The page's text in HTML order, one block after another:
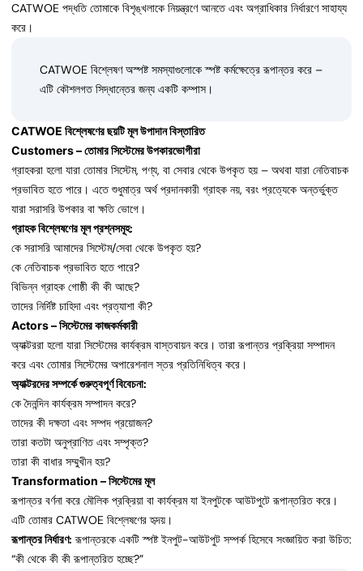
CATWOE পদ্ধতি তোমাকে বিশৃঙ্খলাকে নিয়ন্ত্রণে আনতে এবং অগ্রাধিকার নির্ধারণে সাহায্য
করে।
CATWOE বিশ্লেষণ অস্পষ্ট সমস্যাগুলোকে স্পষ্ট কর্মক্ষেত্রে রূপান্তর করে –
এটি কৌশলগত সিদ্ধান্তের জন্য একটি কম্পাস।
CATWOE বিশ্লেষণের ছয়টি মূল উপাদান বিস্তারিত
Customers – তোমার সিস্টেমের উপকারভোগীরা
গ্রাহকরা হলো যারা তোমার সিস্টেম, পণ্য, বা সেবার থেকে উপকৃত হয় – অথবা যারা নেতিবাচক
প্রভাবিত হতে পারে। এতে শুধুমাত্র অর্থ প্রদানকারী গ্রাহক নয়, বরং প্রত্যেকে অন্তর্ভুক্ত
যারা সরাসরি উপকার বা ক্ষতি ভোগে।
গ্রাহক বিশ্লেষণের মূল প্রশ্নসমূহ:
কে সরাসরি আমাদের সিস্টেম/সেবা থেকে উপকৃত হয়?
কে নেতিবাচক প্রভাবিত হতে পারে?
বিভিন্ন গ্রাহক গোষ্ঠী কী কী আছে?
তাদের নির্দিষ্ট চাহিদা এবং প্রত্যাশা কী?
Actors – সিস্টেমের কাজকর্মকারী
অ্যাক্টররা হলো যারা সিস্টেমের কার্যক্রম বাস্তবায়ন করে। তারা রূপান্তর প্রক্রিয়া সম্পাদন
করে এবং তোমার সিস্টেমের অপারেশনাল স্তর প্রতিনিধিত্ব করে।
অ্যাক্টরদের সম্পর্কে গুরুত্বপূর্ণ বিবেচনা:
কে দৈনন্দিন কার্যক্রম সম্পাদন করে?
তাদের কী দক্ষতা এবং সম্পদ প্রয়োজন?
তারা কতটা অনুপ্রাণিত এবং সম্পৃক্ত?
তারা কী বাধার সম্মুখীন হয়?
Transformation – সিস্টেমের মূল
রূপান্তর বর্ণনা করে মৌলিক প্রক্রিয়া বা কার্যক্রম যা ইনপুটকে আউটপুটে রূপান্তরিত করে।
এটি তোমার CATWOE বিশ্লেষণের হৃদয়।
রূপান্তর নির্ধারণ: রূপান্তরকে একটি স্পষ্ট ইনপুট-আউটপুট সম্পর্ক হিসেবে সংজ্ঞায়িত করা উচিত:
“কী থেকে কী কী রূপান্তরিত হচ্ছে?”